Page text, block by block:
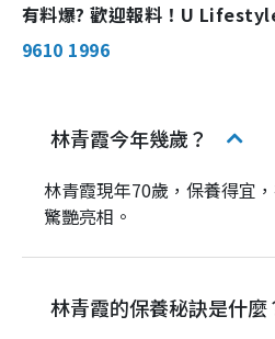
有料爆? 歡迎報料！U
9610 1996
林青霞今年幾歲？
林青霞現年70歲，保養得宜
驚艷亮相。
林青霞的保養秘訣是什麼